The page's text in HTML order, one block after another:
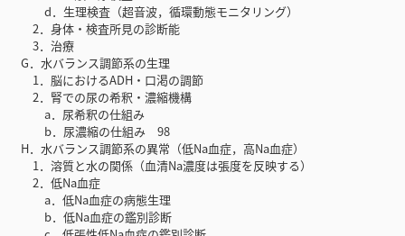
d．生理検査（超音波，循環動態モニタリング）
2．身体・検査所見の診断能
3．治療
G．水バランス調節系の生理
1．脳におけるADH・口渇の調節
2．腎での尿の希釈・濃縮機構
a．尿希釈の仕組み
b．尿濃縮の仕組み 98
H．水バランス調節系の異常（低Na血症，高Na血症）
1．溶質と水の関係（血清Na濃度は張度を反映する）
2．低Na血症
a．低Na血症の病態生理
b．低Na血症の鑑別診断